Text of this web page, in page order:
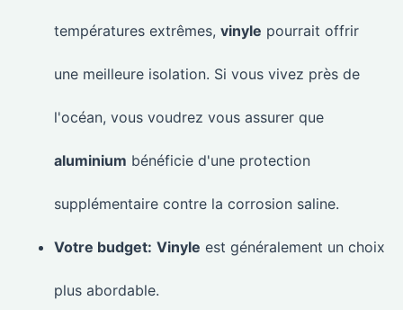
températures extrêmes, vinyle pourrait offrir
une meilleure isolation. Si vous vivez près de
l'océan, vous voudrez vous assurer que
aluminium bénéficie d'une protection
supplémentaire contre la corrosion saline.
Votre budget: Vinyle est généralement un choix
plus abordable.